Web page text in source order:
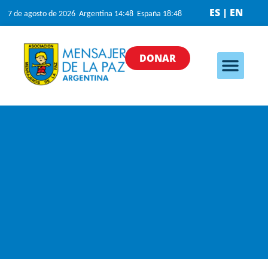
7 de agosto de 2026 Argentina 14:48 España 18:48 ES | EN
DONAR